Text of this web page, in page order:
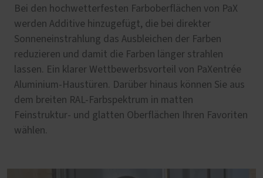
Bei den hochwetterfesten Farboberflächen von PaX
werden Additive hinzugefügt, die bei direkter
Sonneneinstrahlung das Ausbleichen der Farben
reduzieren und damit die Farben länger strahlen
lassen. Ein klarer Wettbewerbsvorteil von PaXentrée
Aluminium-Haustüren. Darüber hinaus können Sie aus
dem breiten RAL-Farbspektrum in matten
Feinstruktur- und glatten Oberflächen Ihren Favoriten
wählen.